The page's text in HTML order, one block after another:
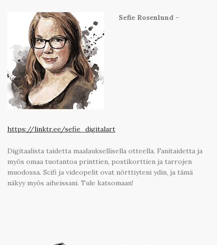
Sefie Rosenlund –
https://linktr.ee/sefie_digitalart
Digitaalista taidetta maalauksellisella otteella. Fanitaidetta ja
myös omaa tuotantoa printtien, postikorttien ja tarrojen
muodossa. Scifi ja videopelit ovat nörttiyteni ydin, ja tämä
näkyy myös aiheissani. Tule katsomaan!